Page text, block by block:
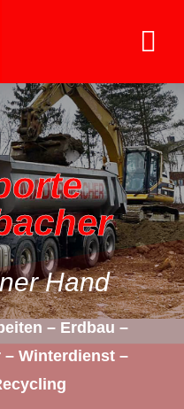
Hand
– Erdbau –
Winterdienst –